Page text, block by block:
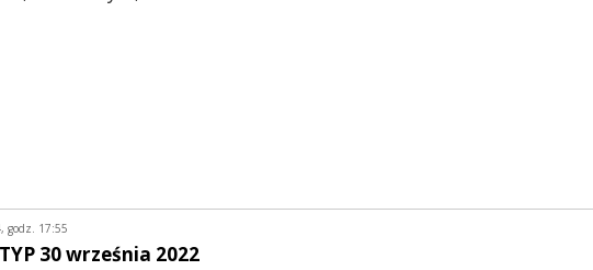
godz. 17:55
30 września 2022